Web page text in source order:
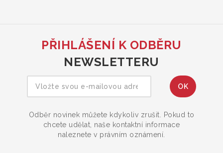
PŘIHLÁŠENÍ K ODBĚRU
NEWSLETTERU
Odběr novinek můžete kdykoliv zrušit. Pokud to
chcete udělat, naše kontaktní informace
naleznete v právním oznámení.